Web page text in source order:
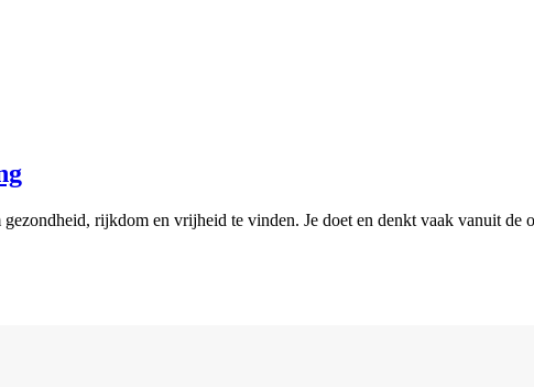
rijkdom en vrijheid te vinden. Je doet en denkt vaak vanuit